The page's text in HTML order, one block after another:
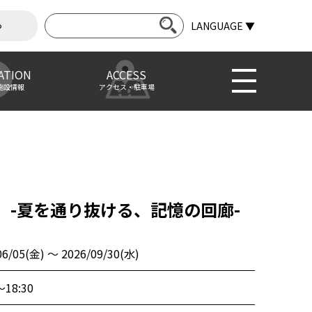
LANGUAGE ▼
設情報
ACCESS
アクセス・駐車場
-夏を通り抜ける、記憶の回廊-
05(金) 〜 2026/09/30(水)
18:30